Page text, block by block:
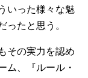
いった様々な魅
ったと思う。
その実力を認め
ム、『ルール・